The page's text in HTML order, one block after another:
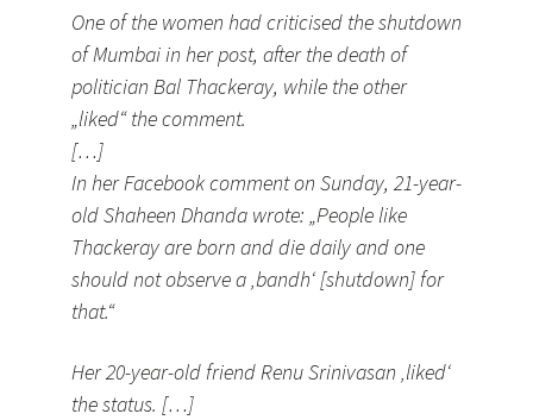
One of the women had criticised the shutdown
of Mumbai in her post, after the death of
politician Bal Thackeray, while the other
„liked“ the comment.
[…]
In her Facebook comment on Sunday, 21-year-
old Shaheen Dhanda wrote: „People like
Thackeray are born and die daily and one
should not observe a ‚bandh‘ [shutdown] for
that.“
Her 20-year-old friend Renu Srinivasan ‚liked‘
the status. […]